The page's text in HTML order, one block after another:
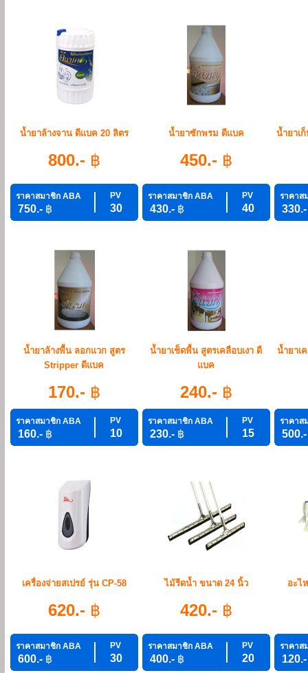
น้ำยาล้างจาน ดีแบค 20 ลิตร
800.- ฿
ราคาสมาชิก ABA PV
750.- ฿ 30
น้ำยาซักพรม ดีแบค
450.- ฿
ราคาสมาชิก ABA PV
430.- ฿ 40
น้ำยาเ
ราคาส
น้ำยาล้างพื้น ลอกแวก สูตร
Stripper ดีแบค
170.- ฿
ราคาสมาชิก ABA PV
160.- ฿ 10
น้ำยาเช็ดพื้น สูตรเคลือบเงา ดี
แบค
240.- ฿
ราคาสมาชิก ABA PV
230.- ฿ 15
น้ำยาเ
ราคาส
เครื่องจ่ายสเปรย์ รุ่น CP-58
620.- ฿
ราคาสมาชิก ABA PV
600.- ฿ 30
ไม้รีดน้ำ ขนาด 24 นิ้ว
420.- ฿
ราคาสมาชิก ABA PV
400.- ฿ 20
อะไ
ราคาส